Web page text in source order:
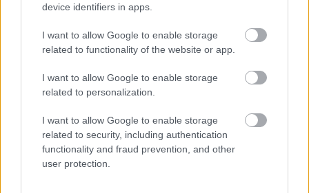
device identifiers in apps.
I want to allow Google to enable storage
related to functionality of the website or app.
I want to allow Google to enable storage
related to personalization.
I want to allow Google to enable storage
related to security, including authentication
functionality and fraud prevention, and other
user protection.
@zsóka_eszter: láthatod az öltéseket a plakáton ;) .
12 éve
van, vagy rosszul emlékszem?
@zsóka_eszter: kinek ki a szexi.